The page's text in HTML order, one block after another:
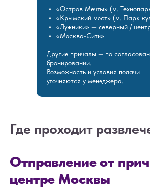
«Остров Мечты» (м.
«Крымский мост» (м. Парк
«Лужники» — северный /
«Москва-Сити»
Другие причалы — по
бронировании.
Возможность и условия подачи
уточняются у менеджера.
Где проходит
Отправление от
центре Москвы
НАПИШИТЕ НАМ В MAX